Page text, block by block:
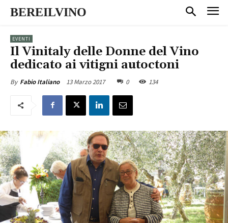
BEREILVINO
EVENTI
Il Vinitaly delle Donne del Vino
dedicato ai vitigni autoctoni
By Fabio Italiano 13 Marzo 2017 0 134